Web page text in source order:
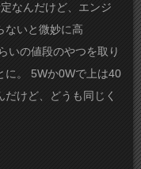
なんだけど、エンジ
ないと微妙に高
いの値段のやつを取り
に。 5Wか0Wで上は40
けど、どうも同じく